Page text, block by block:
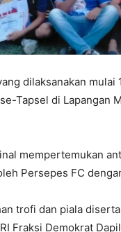
dilaksanakan mulai
Tapsel di Lapangan
mempertemukan
Persepes FC
trofi dan piala
Fraksi Demokrat